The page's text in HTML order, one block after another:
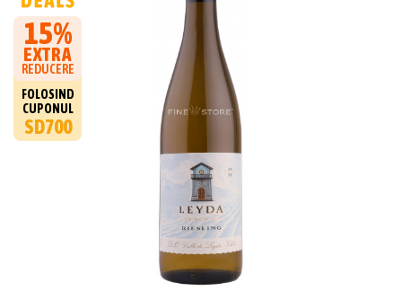
15%
EXTRA
REDUCERE
FOLOSIND
CUPONUL
SD700